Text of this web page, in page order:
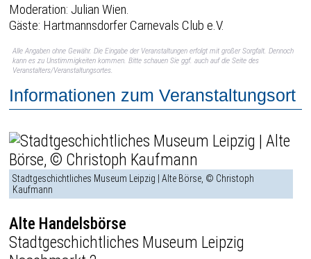
Moderation: Julian Wien.
Gäste: Hartmannsdorfer Carnevals Club e.V.
Alle Angaben ohne Gewähr. Die Eingabe der Veranstaltungen erfolgt mit großer Sorgfalt. Dennoch
kann es zu Unstimmigkeiten kommen. Bitte schauen Sie ggf. auch auf die Seite des
Veranstalters/Veranstaltungsortes.
Informationen zum Veranstaltungsort
Stadtgeschichtliches Museum Leipzig | Alte Börse, © Christoph
Kaufmann
Alte Handelsbörse
Stadtgeschichtliches Museum Leipzig